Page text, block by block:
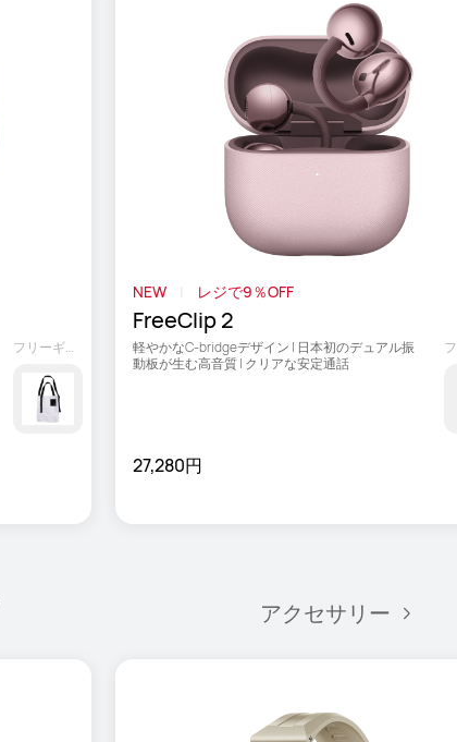
フリーギフト
NEW レジで9％OFF
FreeClip 2
軽やかなC-bridgeデザイン | 日本初のデュアル振
動板が生む高音質 | クリアな安定通話
27,280円
アクセサリー